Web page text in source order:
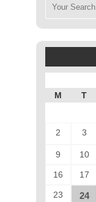
M T
2 3
9 10
16 17
23 24